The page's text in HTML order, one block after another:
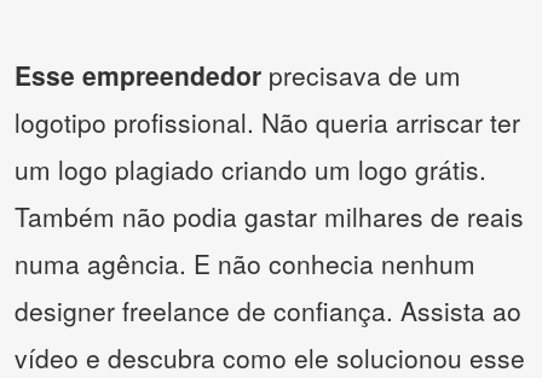
Esse empreendedor precisava de um
logotipo profissional. Não queria arriscar ter
um logo plagiado criando um logo grátis.
Também não podia gastar milhares de reais
numa agência. E não conhecia nenhum
designer freelance de confiança. Assista ao
vídeo e descubra como ele solucionou esse